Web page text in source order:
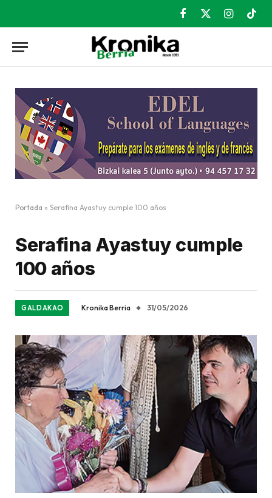
Facebook
X
Instagram
Portada » Serafina Ayastuy cumple 100 años
Serafina Ayastuy cumple
100 años
GALDAKAO Kronika Berria 31/05/2026